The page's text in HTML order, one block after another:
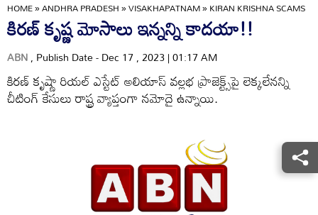
HOME»ANDHRA PRADESH»VISAKHAPATNAM»KIRAN KRISHNA SCAMS
కిరణ్‌ కృష్ణ మోసాలు ఇన్నన్ని కాదయా!!
ABN, Publish Date - Dec 17 , 2023 | 01:17 AM
కిరణ్‌ కృష్ణా రియల్‌ ఎస్టేట్‌ అలియాస్‌ వల్లభ ప్రాజెక్ట్స్‌పై లెక్కలేనన్ని
చీటింగ్‌ కేసులు రాష్ట్ర వ్యాప్తంగా నమోదై ఉన్నాయి.